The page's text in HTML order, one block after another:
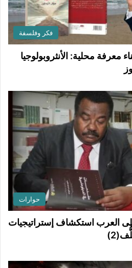
فكر وفلسفة
معرفة محلية: الأنثروبولوجيا
حوارات
العرب استكشاف إستراتيجيات